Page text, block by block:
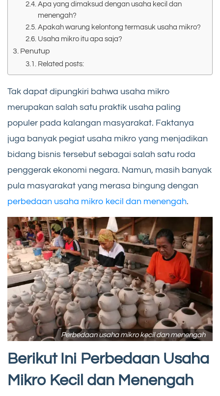
Apa yang dimaksud dengan usaha kecil dan
menengah?
Apakah warung kelontong termasuk usaha mikro?
Usaha mikro itu apa saja?
Penutup
Related posts:
Tak dapat dipungkiri bahwa usaha mikro
merupakan salah satu praktik usaha paling
populer pada kalangan masyarakat. Faktanya
juga banyak pegiat usaha mikro yang menjadikan
bidang bisnis tersebut sebagai salah satu roda
penggerak ekonomi negara. Namun, masih banyak
pula masyarakat yang merasa bingung dengan
perbedaan usaha mikro kecil dan menengah.
Perbedaan usaha mikro kecil dan menengah
Berikut Ini Perbedaan Usaha
Mikro Kecil dan Menengah